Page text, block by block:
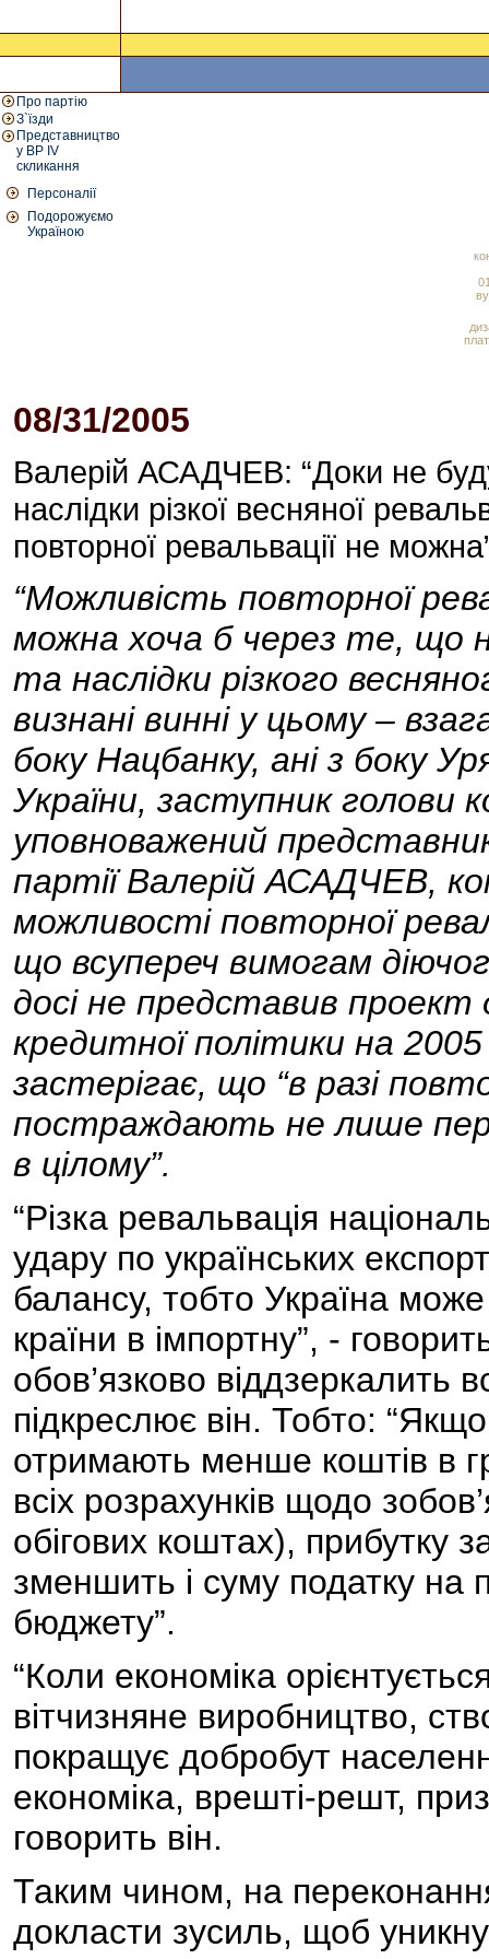
Про партію
З`їзди
Представництво
у ВР IV
скликання
Персоналії
Подорожуємо
Україною
08/31/2005
Валерій АСАДЧЕВ: “Доки не
наслідки різкої весняної
повторної ревальвації не
“Можливість повторної
можна хоча б через те, що
та наслідки різкого
визнані винні у цьому –
боку Нацбанку, ані з боку
України, заступник
уповноважений представник
партії Валерій АСАДЧЕВ,
можливості повторної
що всупереч вимогам
досі не представив
кредитної політики на
застерігає, що “в разі
постраждають не лише
в цілому”.
“Різка ревальвація
удару по українських
балансу, тобто Україна
країни в імпортну”, -
обов’язково віддзеркалить
підкреслює він. Тобто:
отримають менше коштів в
всіх розрахунків щодо
обігових коштах), прибутку
зменшить і суму податку на
бюджету”.
“Коли економіка
вітчизняне виробництво,
покращує добробут
економіка, врешті-решт,
говорить він.
Таким чином, на
докласти зусиль, щоб